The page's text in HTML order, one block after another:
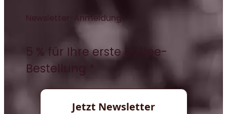
Newsletter-Anmeldung
5 % für Ihre erste Kaffee-
Bestellung *
Jetzt Newsletter